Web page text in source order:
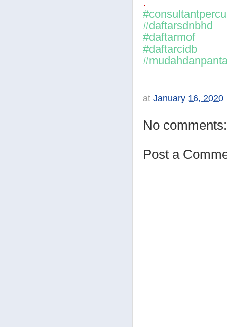
#daftarsdnbhd
#daftarmof
#daftarcidb
at January 16, 2020
No comments:
Post a